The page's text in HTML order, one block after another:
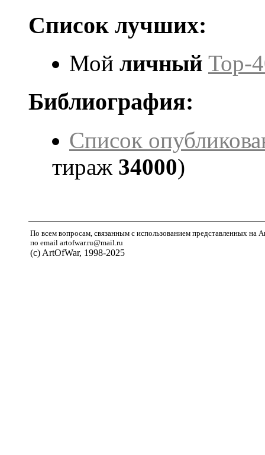
Список лучших:
Мой личный Top-
Библиография:
Список
тираж 34000)
По всем вопросам, связанным с использованием представленных на
по email artofwar.ru@mail.ru
(с) ArtOfWar, 1998-2025